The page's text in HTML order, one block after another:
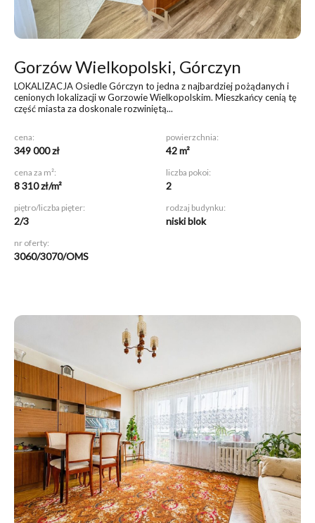
Gorzów Wielkopolski, Górczyn
LOKALIZACJA Osiedle Górczyn to jedna z najbardziej pożądanych i
cenionych lokalizacji w Gorzowie Wielkopolskim. Mieszkańcy cenią tę
część miasta za doskonale rozwiniętą...
cena:
349 000 zł
powierzchnia:
42 m²
cena za m²:
8 310 zł/m²
liczba pokoi:
2
piętro/liczba pięter:
2/3
rodzaj budynku:
niski blok
nr oferty:
3060/3070/OMS